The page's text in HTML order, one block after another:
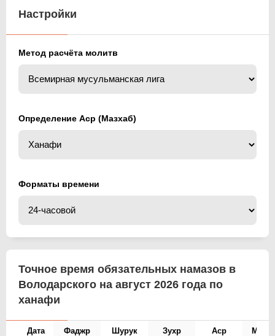
Настройки
Метод расчёта молитв
Определение Аср (Мазхаб)
Форматы времени
Точное время обязательных намазов в
Володарского на август 2026 года по
ханафи
Дата Фаджр Шурук Зухр Аср